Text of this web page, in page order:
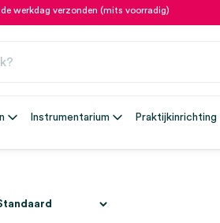
werkdag verzonden (mits voorradig)
Instrumentarium Praktijkinrichting